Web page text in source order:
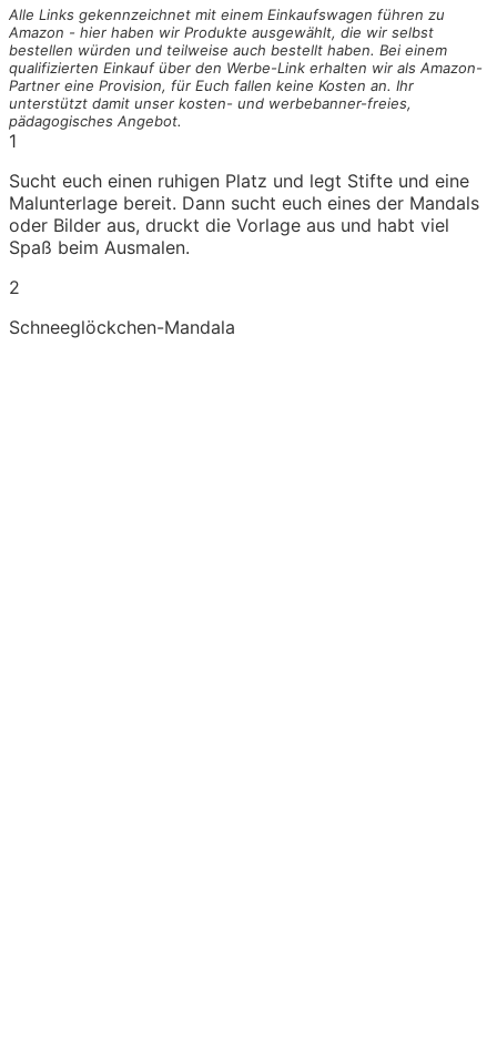
Alle Links gekennzeichnet mit einem Einkaufswagen führen zu
Amazon - hier haben wir Produkte ausgewählt, die wir selbst
bestellen würden und teilweise auch bestellt haben. Bei einem
qualifizierten Einkauf über den Werbe-Link erhalten wir als Amazon-
Partner eine Provision, für Euch fallen keine Kosten an. Ihr
unterstützt damit unser kosten- und werbebanner-freies,
pädagogisches Angebot.
1
Sucht euch einen ruhigen Platz und legt Stifte und eine
Malunterlage bereit. Dann sucht euch eines der Mandals
oder Bilder aus, druckt die Vorlage aus und habt viel
Spaß beim Ausmalen.
2
Schneeglöckchen-Mandala